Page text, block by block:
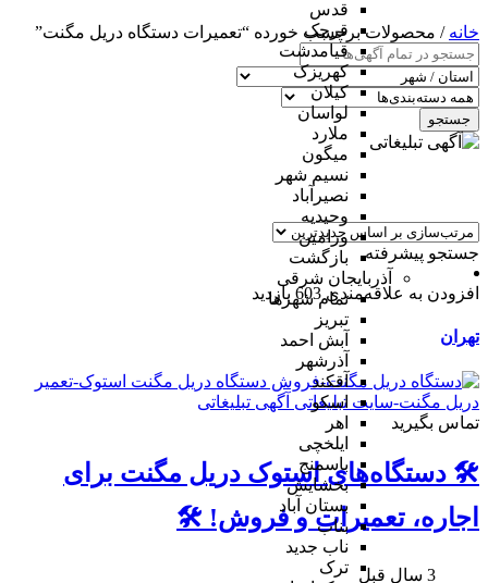
قدس
قرچک
قیامدشت
کهریزک
کیلان
لواسان
ملارد
میگون
نسیم شهر
نصیرآباد
وحیدیه
ورامین
بازگشت
آذربایجان شرقی
تمام شهر‌ها
تبریز
آبش احمد
آذرشهر
آقکند
اسکو
اهر
ایلخچی
باسمنج
بخشایش
بستان آباد
بناب
ناب جدید
ترک
خانه / محصولات برچسب خورده “تعمیرات دستگاه دریل مگنت”
جستجو
جستجو پیشرفته
افزودن به علاقه‌مندی 603 بازدید
تهران
تماس بگیرید
🛠️ دستگاه‌های استوک دریل مگنت برای
اجاره، تعمیرات و فروش! 🛠️
3 سال قبل